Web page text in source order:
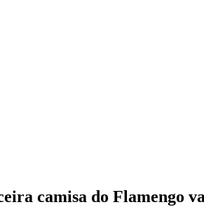
camisa do Flamengo